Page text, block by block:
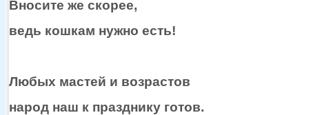
Вносите же скорее,
ведь кошкам нужно есть!
Любых мастей и возрастов
народ наш к празднику готов.